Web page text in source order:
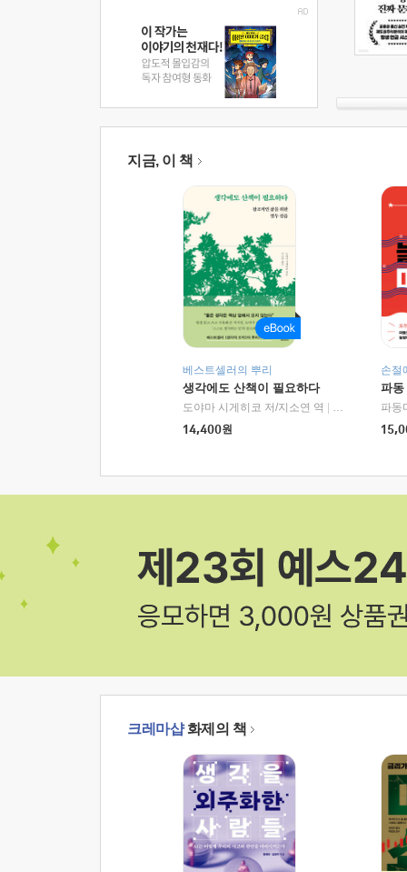
지금, 이 책
베스트셀러의 뿌리
생각에도 산책이 필요하다
도야마 시게히코 저/지소연 역
알에이치코리
14,400원
손절
파동
파동
크레마샵화제의 책